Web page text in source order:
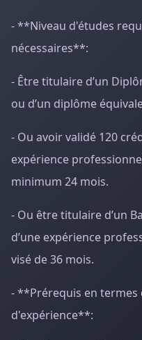
- **Niveau d'études
nécessaires**:
- Être titulaire d’un
ou d’un diplôme
- Ou avoir validé 120
expérience
minimum 24 mois.
- Ou être titulaire d’un
d’une expérience
visé de 36 mois.
- **Prérequis en termes
d'expérience**: